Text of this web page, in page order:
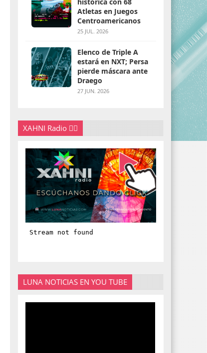
Atletas en Juegos
Centroamericanos
25 JUL. 2026
Elenco de Triple A
estará en NXT; Persa
pierde máscara ante
Draego
27 JUN. 2026
XAHNI Radio 👇🏽
LUNA NOTICIAS EN YOU TUBE